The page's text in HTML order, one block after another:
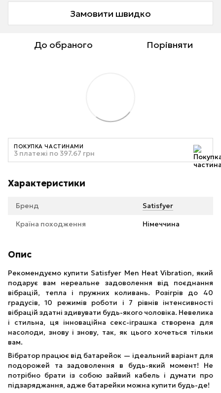
Замовити швидко
До обраного Порівняти
ПОКУПКА ЧАСТИНАМИ
3 платежі по 397.67 грн
Характеристики
Бренд Satisfyer
Країна походження Німеччина
Опис
Рекомендуємо купити Satisfyer Men Heat Vibration, який
подарує вам нереальне задоволення від поєднання
вібрацій, тепла і пружних коливань. Розігрів до 40
градусів, 10 режимів роботи і 7 рівнів інтенсивності
вібрацій здатні здивувати будь-якого чоловіка. Невелика
і стильна, ця інноваційна секс-іграшка створена для
насолоди, знову і знову, так, як цього хочеться тільки
вам.
Вібратор працює від батарейок — ідеальний варіант для
подорожей та задоволення в будь-який момент! Не
потрібно брати із собою зайвий кабель і думати про
підзаряджання, адже батарейки можна купити будь-де!